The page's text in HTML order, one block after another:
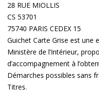
28 RUE MIOLLIS
CS 53701
75740 PARIS CEDEX 15
Guichet Carte Grise est une
Ministère de l’Intérieur,
d’accompagnement à
Démarches possibles sans
Titres.